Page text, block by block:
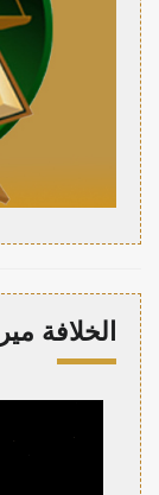
الخلافة